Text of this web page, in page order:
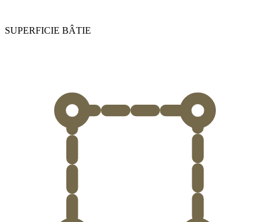
SUPERFICIE BÂTIE